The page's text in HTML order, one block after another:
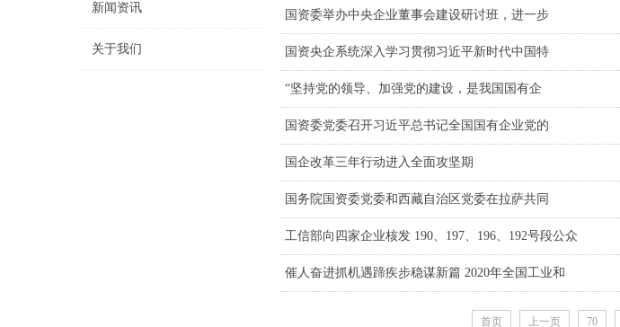
国资委举办中央企业董事会建设研讨班，进一步
国资央企系统深入学习贯彻习近平新时代中国特
“坚持党的领导、加强党的建设，是我国国有企
国资委党委召开习近平总书记全国国有企业党的
国企改革三年行动进入全面攻坚期
国务院国资委党委和西藏自治区党委在拉萨共同
工信部向四家企业核发 190、197、196、192号段公众
催人奋进抓机遇蹄疾步稳谋新篇 2020年全国工业和
首页 上一页 70
新闻资讯
关于我们